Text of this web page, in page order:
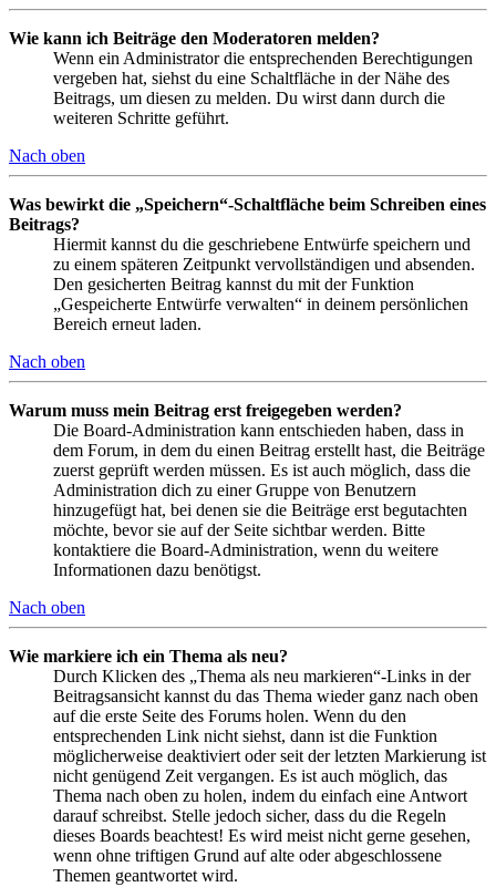
Wie kann ich Beiträge den Moderatoren melden?
Wenn ein Administrator die entsprechenden Berechtigungen
vergeben hat, siehst du eine Schaltfläche in der Nähe des
Beitrags, um diesen zu melden. Du wirst dann durch die
weiteren Schritte geführt.
Nach oben
Was bewirkt die „Speichern“-Schaltfläche beim Schreiben eines
Beitrags?
Hiermit kannst du die geschriebene Entwürfe speichern und
zu einem späteren Zeitpunkt vervollständigen und absenden.
Den gesicherten Beitrag kannst du mit der Funktion
„Gespeicherte Entwürfe verwalten“ in deinem persönlichen
Bereich erneut laden.
Nach oben
Warum muss mein Beitrag erst freigegeben werden?
Die Board-Administration kann entschieden haben, dass in
dem Forum, in dem du einen Beitrag erstellt hast, die Beiträge
zuerst geprüft werden müssen. Es ist auch möglich, dass die
Administration dich zu einer Gruppe von Benutzern
hinzugefügt hat, bei denen sie die Beiträge erst begutachten
möchte, bevor sie auf der Seite sichtbar werden. Bitte
kontaktiere die Board-Administration, wenn du weitere
Informationen dazu benötigst.
Nach oben
Wie markiere ich ein Thema als neu?
Durch Klicken des „Thema als neu markieren“-Links in der
Beitragsansicht kannst du das Thema wieder ganz nach oben
auf die erste Seite des Forums holen. Wenn du den
entsprechenden Link nicht siehst, dann ist die Funktion
möglicherweise deaktiviert oder seit der letzten Markierung ist
nicht genügend Zeit vergangen. Es ist auch möglich, das
Thema nach oben zu holen, indem du einfach eine Antwort
darauf schreibst. Stelle jedoch sicher, dass du die Regeln
dieses Boards beachtest! Es wird meist nicht gerne gesehen,
wenn ohne triftigen Grund auf alte oder abgeschlossene
Themen geantwortet wird.